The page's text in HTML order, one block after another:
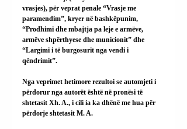
vrasjes), për veprat penale “Vrasje me
paramendim”, kryer në bashkëpunim,
“Prodhimi dhe mbajtja pa leje e armëve,
armëve shpërthyese dhe municionit” dhe
“Largimi i të burgosurit nga vendi i
qëndrimit”.
Nga veprimet hetimore rezultoi se automjeti i
përdorur nga autorët është në pronësi të
shtetasit Xh. A., i cili ia ka dhënë me hua për
përdorje shtetasit M. A.